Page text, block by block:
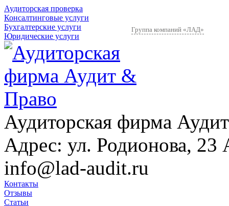
Аудиторская проверка
Консалтинговые услуги
Бухгалтерские услуги
Юридические услуги
Группа компаний «ЛАД»
Аудиторская фирма
Адрес: ул. Родионова, 23
info@lad-audit.ru
Контакты
Отзывы
Статьи